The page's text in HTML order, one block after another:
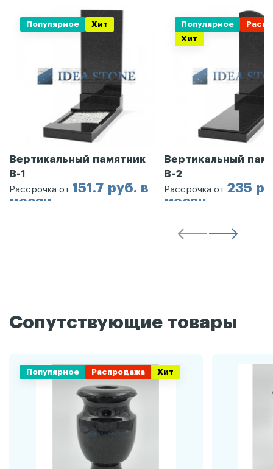
Популярное Хит
Вертикальный памятник
В-1
Рассрочка от 151.7 руб. в
месяц
Популярное
Хит
Вертикальный
В-2
Рассрочка от 235
месяц
Сопутствующие товары
Популярное Распродажа Хит